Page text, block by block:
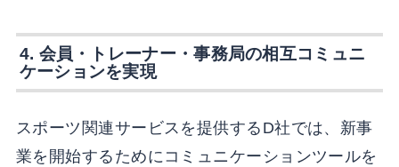
4. 会員・トレーナー・事務局の相互コミュニ
ケーションを実現
スポーツ関連サービスを提供するD社では、新事
業を開始するためにコミュニケーションツールを